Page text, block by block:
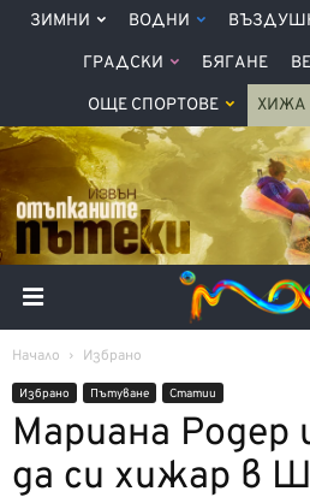
ЗИМНИ ВОДНИ
ГРАДСКИ БЯГАНЕ
ОЩЕ СПОРТОВЕ ХИЖА
Начало Избрано
Избрано Пътуване Статии
Мариана Родер
да си хижар в